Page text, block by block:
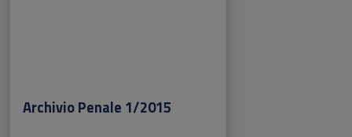
Archivio Penale 1/2015